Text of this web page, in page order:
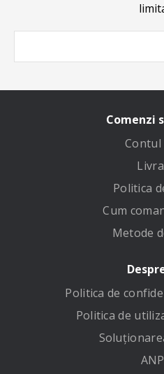
Comenzi
Contul
Politica
Cum
Metode
Politica de
Politica de